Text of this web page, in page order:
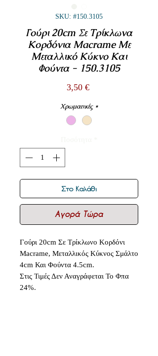
SKU: #150.3105
Γούρι 20cm Σε Τρίκλωνα
Κορδόνια Macrame Με
Μεταλλικό Κύκνο Και
Φούντα - 150.3105
3,50 €Τιμή
Χρωματικές *
Στο Καλάθι
Αγορά Τώρα
Γούρι 20cm Σε Τρίκλωνο Κορδόνι
Macrame, Μεταλλικός Κύκνος Σμάλτο
4cm Και Φούντα 4.5cm.
Στις Τιμές Δεν Αναγράφεται Το Φπα
24%.